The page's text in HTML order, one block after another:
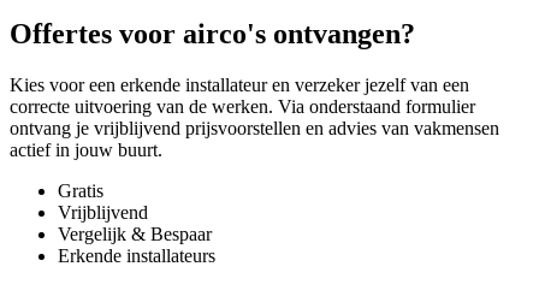
Offertes voor airco's ontvangen?
Kies voor een erkende installateur en verzeker jezelf van een
correcte uitvoering van de werken. Via onderstaand formulier
ontvang je vrijblijvend prijsvoorstellen en advies van vakmensen
actief in jouw buurt.
Gratis
Vrijblijvend
Vergelijk & Bespaar
Erkende installateurs